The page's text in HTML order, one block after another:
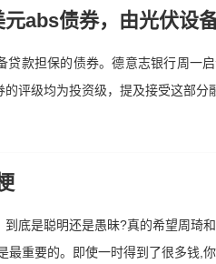
abs债券，由光伏设
贷款担保的债券。德意志银行周一
评级均为投资级，提及接受这部分
底是聪明还是愚昧?真的希望周琦
最重要的。即使一时得到了很多钱,